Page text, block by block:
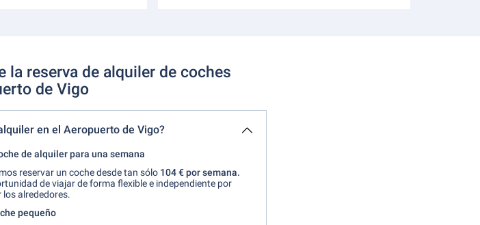
la reserva de alquiler de coches
de Vigo
en el Aeropuerto de Vigo?
de alquiler para una semana
reservar un coche desde tan sólo 104 € por semana.
de viajar de forma flexible e independiente por
alrededores.
pequeño